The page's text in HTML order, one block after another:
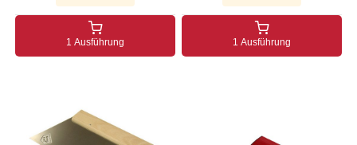
1 Ausführung 1 Ausführung